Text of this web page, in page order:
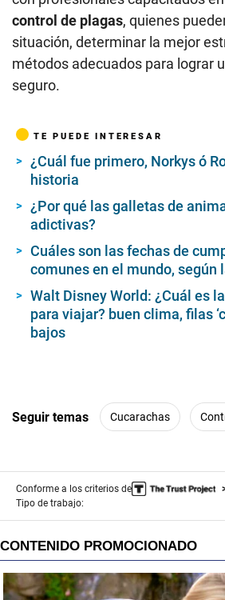
control de plagas, quienes
situación, determinar la mejor
métodos adecuados para lograr
seguro.
TE PUEDE INTERESAR
¿Cuál fue primero, Norkys ó
historia
¿Por qué las galletas de
adictivas?
Cuáles son las fechas de
comunes en el mundo, según
Walt Disney World: ¿Cuál es
para viajar? buen clima, filas
bajos
Seguir temas Cucarachas
Conforme a los criterios de
Tipo de trabajo: